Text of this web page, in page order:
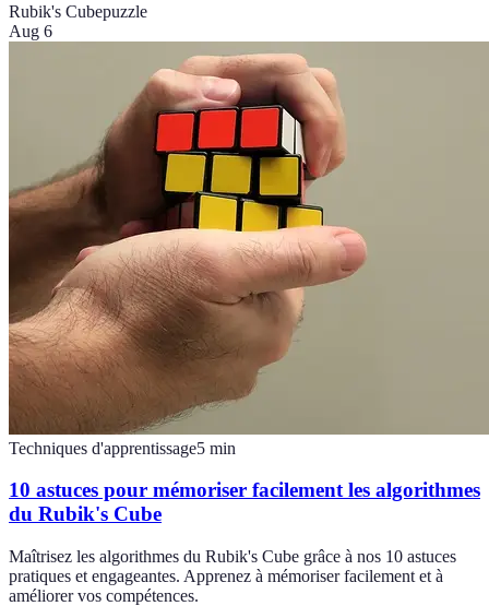
Rubik's Cubepuzzle
Aug 6
Techniques d'apprentissage5 min
10 astuces pour mémoriser facilement les algorithmes
du Rubik's Cube
Maîtrisez les algorithmes du Rubik's Cube grâce à nos 10 astuces
pratiques et engageantes. Apprenez à mémoriser facilement et à
améliorer vos compétences.